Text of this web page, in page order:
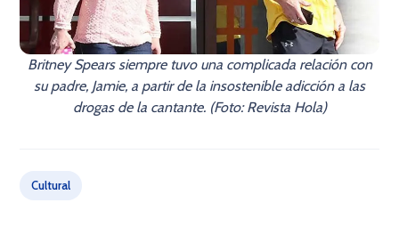
Britney Spears siempre tuvo una complicada relación con
su padre, Jamie, a partir de la insostenible adicción a las
drogas de la cantante. (Foto: Revista Hola)
Cultural